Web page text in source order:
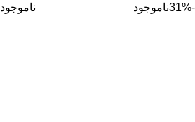
-31% ناموجود ناموجود